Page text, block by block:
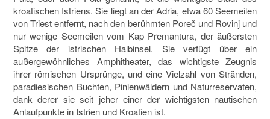
kroatischen Istriens. Sie liegt an der Adria, etwa 60 Seemeilen
von Triest entfernt, nach den berühmten Poreč und Rovinj und
nur wenige Seemeilen vom Kap Premantura, der äußersten
Spitze der istrischen Halbinsel. Sie verfügt über ein
außergewöhnliches Amphitheater, das wichtigste Zeugnis
ihrer römischen Ursprünge, und eine Vielzahl von Stränden,
paradiesischen Buchten, Pinienwäldern und Naturreservaten,
dank derer sie seit jeher einer der wichtigsten nautischen
Anlaufpunkte in Istrien und Kroatien ist.